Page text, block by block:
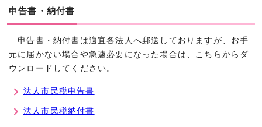
申告書・納付書
申告書・納付書は適宜各法人へ郵送しておりますが、お手
元に届かない場合や急遽必要になった場合は、こちらからダ
ウンロードしてください。
法人市民税申告書
法人市民税納付書